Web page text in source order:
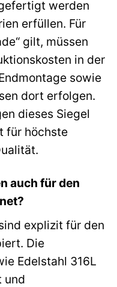
werden
erfüllen. Für
gilt, müssen
in der
sowie
dort erfolgen.
dieses Siegel
für höchste
auch für den
explizit für den
Die
Edelstahl 316L
und